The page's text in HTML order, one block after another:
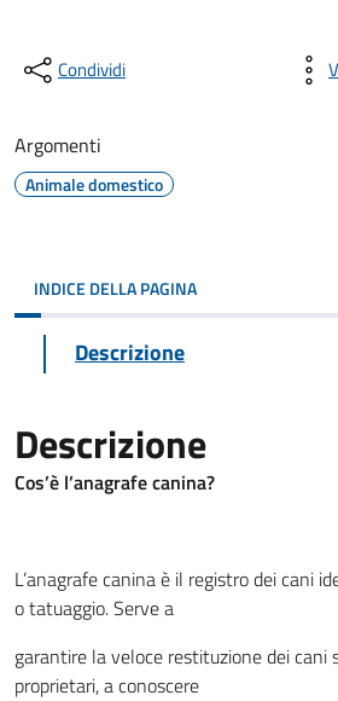
Condividi
Argomenti
Animale domestico
INDICE DELLA PAGINA
Descrizione
Descrizione
Cos’è l’anagrafe canina?
L’anagrafe canina è il registro dei cani
o tatuaggio. Serve a
garantire la veloce restituzione dei
proprietari, a conoscere